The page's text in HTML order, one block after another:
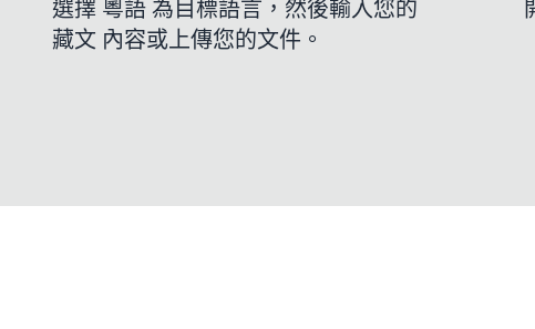
選擇 粵語 為目標語言，然後輸入您的
藏文 內容或上傳您的文件。